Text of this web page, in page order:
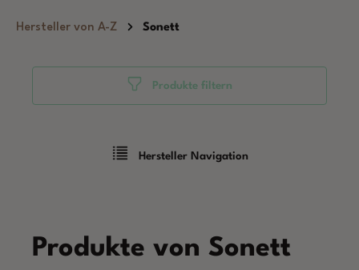
Hauptinhalt springen
Hersteller von A-Z Sonett
Produkte filtern
Hersteller Navigation
Produkte von Sonett